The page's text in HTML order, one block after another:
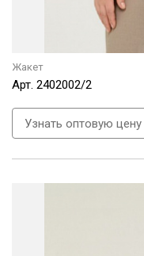
Жакет
Арт. 2402002/2
Узнать оптовую цену